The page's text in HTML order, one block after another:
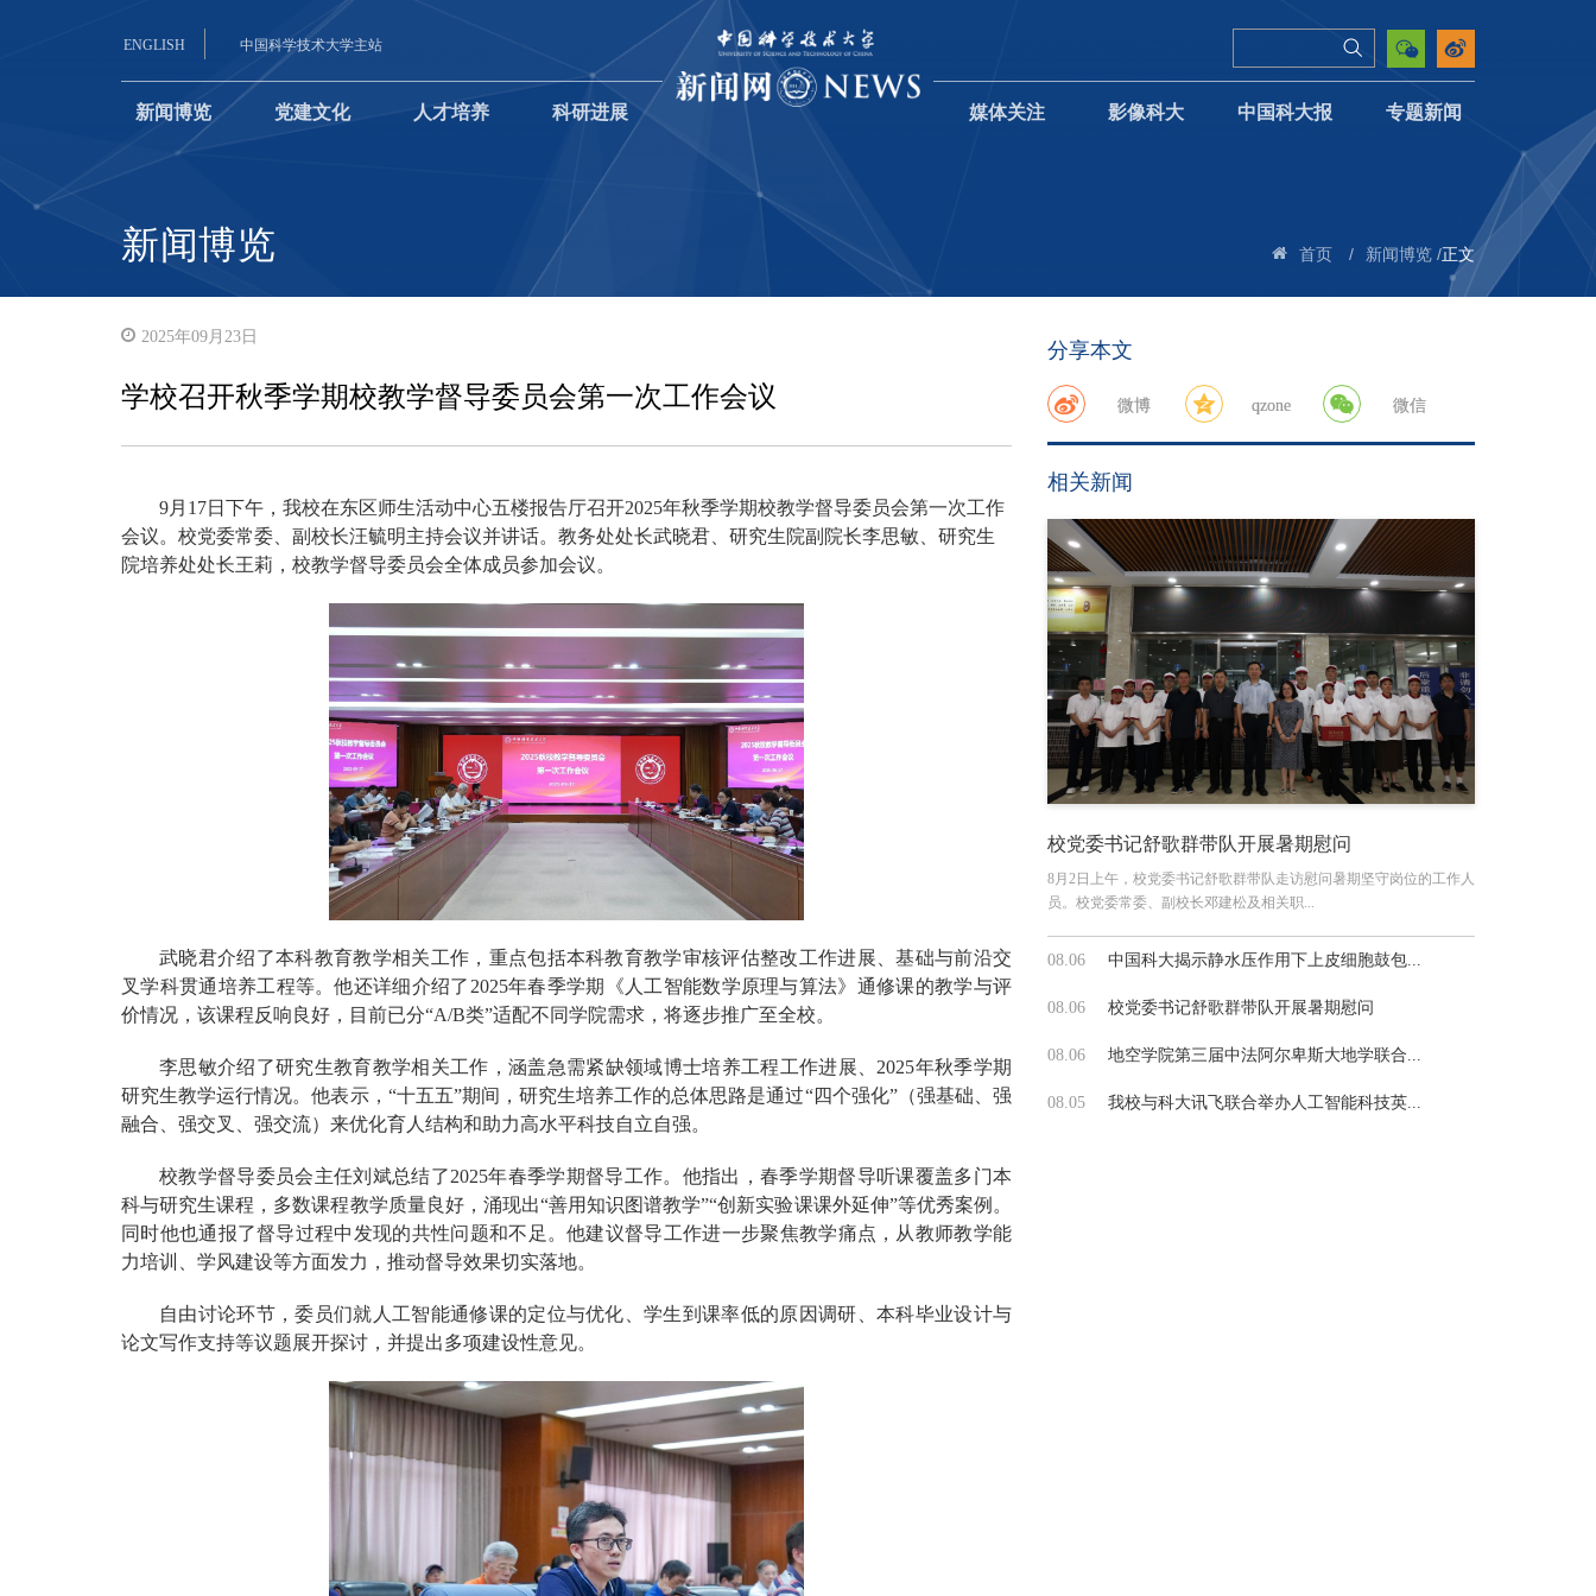
ENGLISH 中国科学技术大学主站
新闻博览 党建文化 人才培养 科研进展 媒体关注 影像科大 中国科大报 专题新闻
新闻博览 首页 / 新闻博览 /正文
2025年09月23日
学校召开秋季学期校教学督导委员会第一次工作会议
9月17日下午，我校在东区师生活动中心五楼报告厅召开2025年秋季学期校教学督导委员会第一次工作
会议。校党委常委、副校长汪毓明主持会议并讲话。教务处处长武晓君、研究生院副院长李思敏、研究生
院培养处处长王莉，校教学督导委员会全体成员参加会议。
武晓君介绍了本科教育教学相关工作，重点包括本科教育教学审核评估整改工作进展、基础与前沿交
叉学科贯通培养工程等。他还详细介绍了2025年春季学期《人工智能数学原理与算法》通修课的教学与评
价情况，该课程反响良好，目前已分“A/B类”适配不同学院需求，将逐步推广至全校。
李思敏介绍了研究生教育教学相关工作，涵盖急需紧缺领域博士培养工程工作进展、2025年秋季学期
研究生教学运行情况。他表示，“十五五”期间，研究生培养工作的总体思路是通过“四个强化”（强基础、强
融合、强交叉、强交流）来优化育人结构和助力高水平科技自立自强。
校教学督导委员会主任刘斌总结了2025年春季学期督导工作。他指出，春季学期督导听课覆盖多门本
科与研究生课程，多数课程教学质量良好，涌现出“善用知识图谱教学”“创新实验课课外延伸”等优秀案例。
同时他也通报了督导过程中发现的共性问题和不足。他建议督导工作进一步聚焦教学痛点，从教师教学能
力培训、学风建设等方面发力，推动督导效果切实落地。
自由讨论环节，委员们就人工智能通修课的定位与优化、学生到课率低的原因调研、本科毕业设计与
论文写作支持等议题展开探讨，并提出多项建设性意见。
分享本文
微博 qzone 微信
相关新闻
校党委书记舒歌群带队开展暑期慰问
8月2日上午，校党委书记舒歌群带队走访慰问暑期坚守岗位的工作人
员。校党委常委、副校长邓建松及相关职...
08.06 中国科大揭示静水压作用下上皮细胞鼓包...
08.06 校党委书记舒歌群带队开展暑期慰问
08.06 地空学院第三届中法阿尔卑斯大地学联合...
08.05 我校与科大讯飞联合举办人工智能科技英...